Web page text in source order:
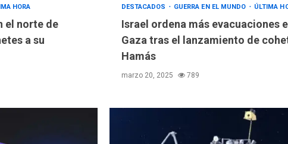
HORA
el norte de
a su
DESTACADOS GUERRA EN EL MUNDO ÚLTIMA
Israel ordena más evacuaciones
Gaza tras el lanzamiento de
Hamás
marzo 20, 2025 789